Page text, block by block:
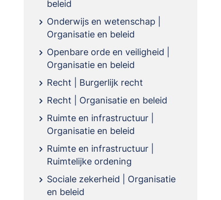
beleid
Onderwijs en wetenschap |
Organisatie en beleid
Openbare orde en veiligheid |
Organisatie en beleid
Recht | Burgerlijk recht
Recht | Organisatie en beleid
Ruimte en infrastructuur |
Organisatie en beleid
Ruimte en infrastructuur |
Ruimtelijke ordening
Sociale zekerheid | Organisatie
en beleid